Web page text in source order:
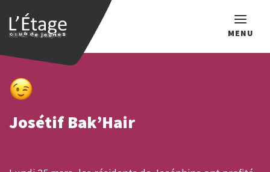
MENU
Josétif Bak’Hair